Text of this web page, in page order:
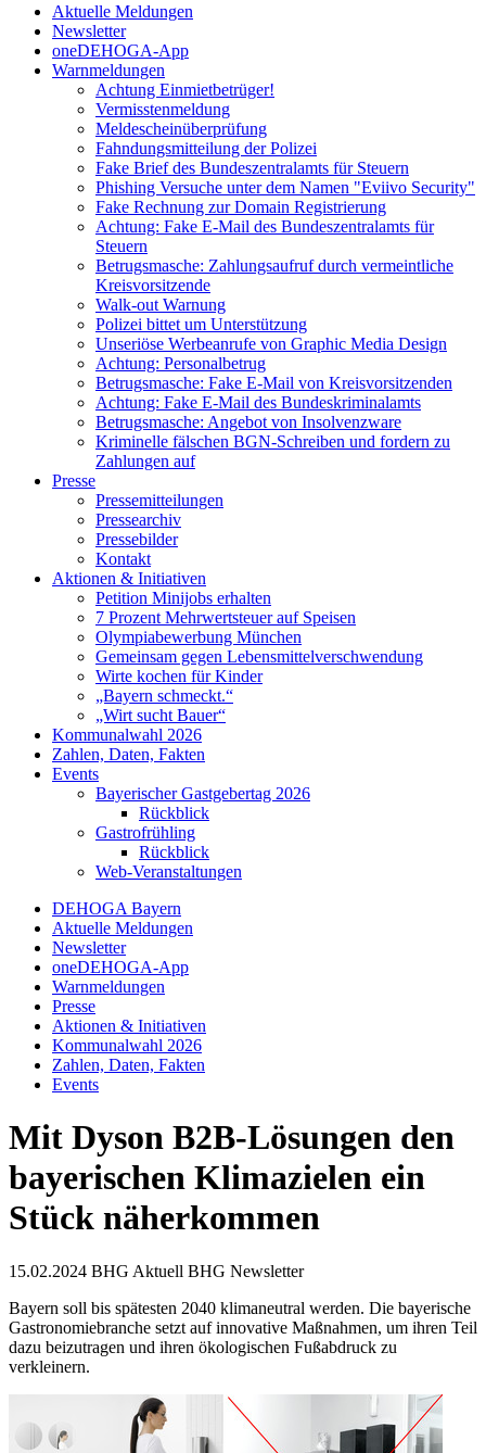
Aktuelle Meldungen
Newsletter
oneDEHOGA-App
Warnmeldungen
Achtung Einmietbetrüger!
Vermisstenmeldung
Meldescheinüberprüfung
Fahndungsmitteilung der Polizei
Fake Brief des Bundeszentralamts für Steuern
Phishing Versuche unter dem Namen "Eviivo Security"
Fake Rechnung zur Domain Registrierung
Achtung: Fake E-Mail des Bundeszentralamts für
Steuern
Betrugsmasche: Zahlungsaufruf durch vermeintliche
Kreisvorsitzende
Walk-out Warnung
Polizei bittet um Unterstützung
Unseriöse Werbeanrufe von Graphic Media Design
Achtung: Personalbetrug
Betrugsmasche: Fake E-Mail von Kreisvorsitzenden
Achtung: Fake E-Mail des Bundeskriminalamts
Betrugsmasche: Angebot von Insolvenzware
Kriminelle fälschen BGN-Schreiben und fordern zu
Zahlungen auf
Presse
Pressemitteilungen
Pressearchiv
Pressebilder
Kontakt
Aktionen & Initiativen
Petition Minijobs erhalten
7 Prozent Mehrwertsteuer auf Speisen
Olympiabewerbung München
Gemeinsam gegen Lebensmittelverschwendung
Wirte kochen für Kinder
„Bayern schmeckt.“
„Wirt sucht Bauer“
Kommunalwahl 2026
Zahlen, Daten, Fakten
Events
Bayerischer Gastgebertag 2026
Rückblick
Gastrofrühling
Rückblick
Web-Veranstaltungen
DEHOGA Bayern
Aktuelle Meldungen
Newsletter
oneDEHOGA-App
Warnmeldungen
Presse
Aktionen & Initiativen
Kommunalwahl 2026
Zahlen, Daten, Fakten
Events
Mit Dyson B2B-Lösungen den
bayerischen Klimazielen ein
Stück näherkommen
15.02.2024 BHG Aktuell BHG Newsletter
Bayern soll bis spätesten 2040 klimaneutral werden. Die bayerische
Gastronomiebranche setzt auf innovative Maßnahmen, um ihren Teil
dazu beizutragen und ihren ökologischen Fußabdruck zu
verkleinern.